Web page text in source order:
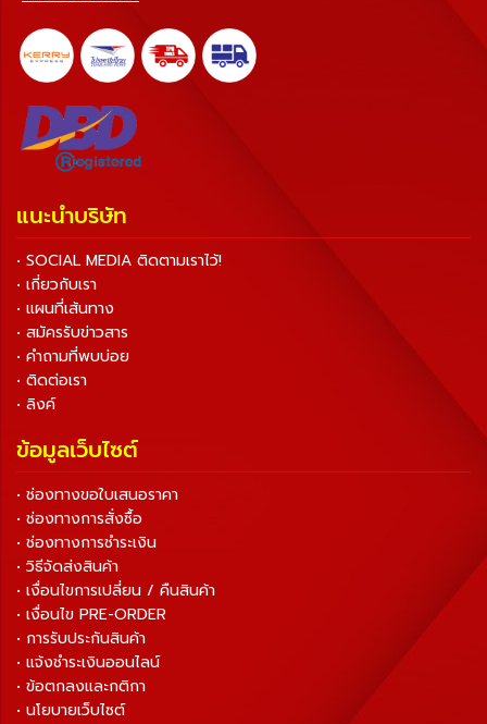
แนะนำบริษัท
• SOCIAL MEDIA ติดตามเราไว้!
• เกี่ยวกับเรา
• แผนที่เส้นทาง
• สมัครรับข่าวสาร
• คำถามที่พบบ่อย
• ติดต่อเรา
• ลิงค์
ข้อมูลเว็บไซต์
• ช่องทางขอใบเสนอราคา
• ช่องทางการสั่งซื้อ
• ช่องทางการชำระเงิน
• วิธีจัดส่งสินค้า
• เงื่อนไขการเปลี่ยน / คืนสินค้า
• เงื่อนไข PRE-ORDER
• การรับประกันสินค้า
• แจ้งชำระเงินออนไลน์
• ข้อตกลงและกติกา
• นโยบายเว็บไซต์